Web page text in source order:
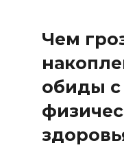
Чем
обиды с